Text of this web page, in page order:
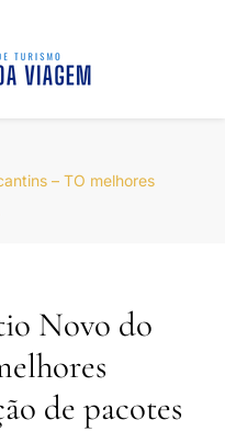
– TO melhores
Novo do
de pacotes